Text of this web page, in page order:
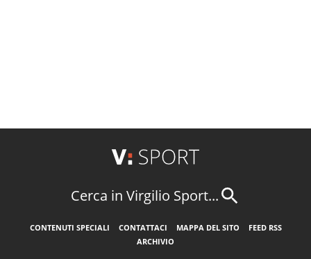
Cerca in Virgilio Sport...
CONTENUTI SPECIALI CONTATTACI MAPPA DEL SITO
FEED RSS
ARCHIVIO